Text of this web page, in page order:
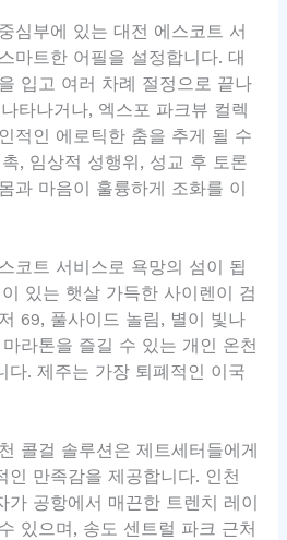
심부에 있는 대전 에스코트 서
마트한 어필을 설정합니다. 대
입고 여러 차례 절정으로 끝나
타나거나, 엑스포 파크뷰 컬렉
적인 에로틱한 춤을 추게 될 수
, 임상적 성행위, 성교 후 토론
과 마음이 훌륭하게 조화를 이
코트 서비스로 욕망의 섬이 됩
있는 햇살 가득한 사이렌이 검
69, 풀사이드 놀림, 별이 빛나
라톤을 즐길 수 있는 개인 온천
다. 제주는 가장 퇴폐적인 이국
콜걸 솔루션은 제트세터들에게
인 만족감을 제공합니다. 인천
가 공항에서 매끈한 트렌치 레이
있으며, 송도 센트럴 파크 근처